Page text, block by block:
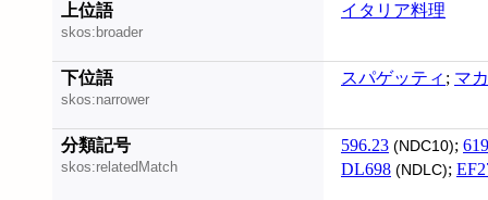
上位語
skos:broader
イタリア料理
下位語
skos:narrower
スパゲッティ ; マ
分類記号
skos:relatedMatch
596.23 (NDC10);
DL698 (NDLC);